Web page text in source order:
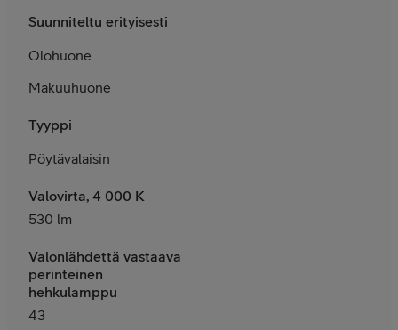
Suunniteltu erityisesti
Olohuone
Makuuhuone
Tyyppi
Pöytävalaisin
Valovirta, 4 000 K
530 lm
Valonlähdettä vastaava
perinteinen
hehkulamppu
43